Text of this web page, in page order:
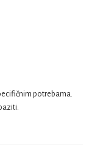
potrebama.